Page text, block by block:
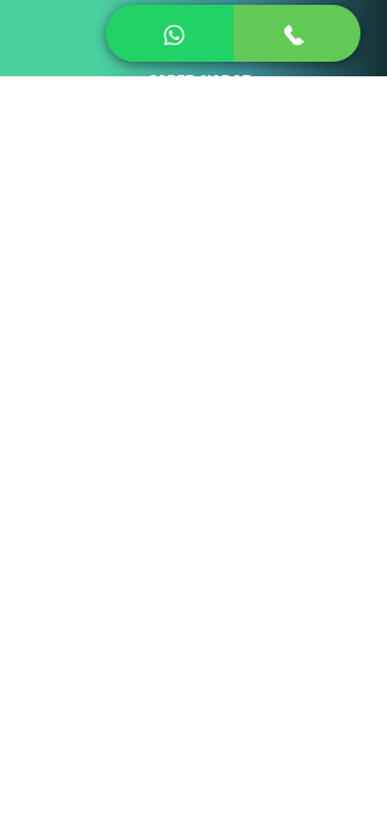
REQUISITOS
- SABER NADAR